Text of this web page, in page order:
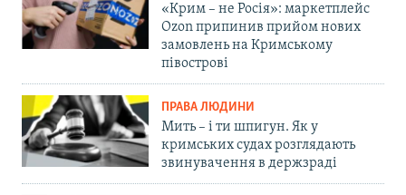
«Крим – не Росія»: маркетплейс
Ozon припинив прийом нових
замовлень на Кримському
півострові
ПРАВА ЛЮДИНИ
Мить – і ти шпигун. Як у
кримських судах розглядають
звинувачення в держзраді